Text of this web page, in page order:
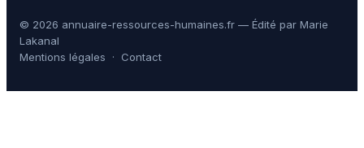
© 2026 annuaire-ressources-humaines.fr — Édité par Marie
Lakanal
Mentions légales · Contact